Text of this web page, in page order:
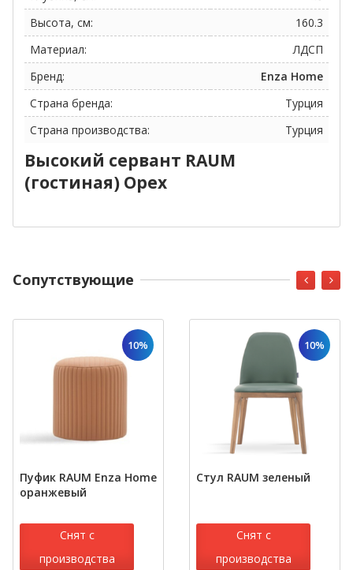
Высота, см:
160.3
Материал:
ЛДСП
Бренд:
Enza Home
Страна бренда:
Турция
Страна производства:
Турция
Высокий сервант RAUM
(гостиная) Орех
Cопутствующие
10%
Пуфик RAUM Enza Home
оранжевый
Снят с
производства
10%
Стул RAUM зеленый
Снят с
производства